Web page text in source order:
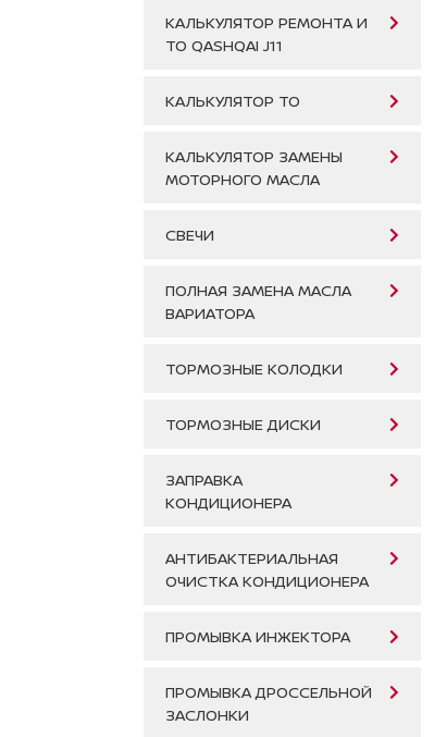
КАЛЬКУЛЯТОР РЕМОНТА И
ТО QASHQAI J11
КАЛЬКУЛЯТОР ТО
КАЛЬКУЛЯТОР ЗАМЕНЫ
МОТОРНОГО МАСЛА
СВЕЧИ
ПОЛНАЯ ЗАМЕНА МАСЛА
ВАРИАТОРА
ТОРМОЗНЫЕ КОЛОДКИ
ТОРМОЗНЫЕ ДИСКИ
ЗАПРАВКА
КОНДИЦИОНЕРА
АНТИБАКТЕРИАЛЬНАЯ
ОЧИСТКА КОНДИЦИОНЕРА
ПРОМЫВКА ИНЖЕКТОРА
ПРОМЫВКА ДРОССЕЛЬНОЙ
ЗАСЛОНКИ